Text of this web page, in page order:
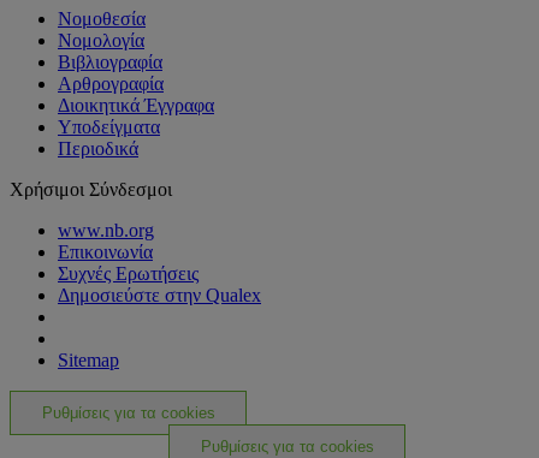
Νομοθεσία
Νομολογία
Βιβλιογραφία
Αρθρογραφία
Διοικητικά Έγγραφα
Υποδείγματα
Περιοδικά
Χρήσιμοι Σύνδεσμοι
www.nb.org
Επικοινωνία
Συχνές Ερωτήσεις
Δημοσιεύστε στην Qualex
Sitemap
Ρυθμίσεις για τα cookies
Ρυθμίσεις για τα cookies